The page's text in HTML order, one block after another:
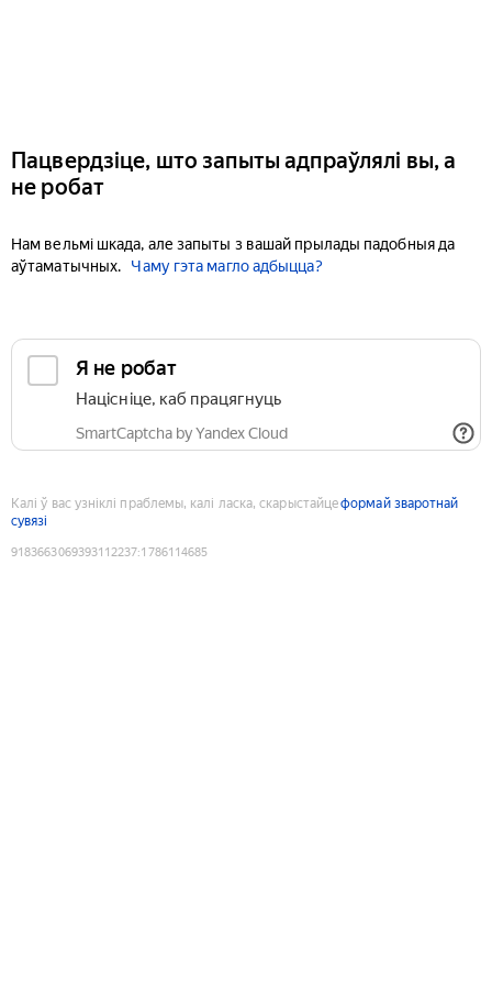
Пацвердзіце, што запыты адпраўлялі вы, а
не робат
Нам вельмі шкада, але запыты з вашай прылады падобныя да
аўтаматычных.
Чаму гэта магло адбыцца?
Я не робат
Націсніце, каб працягнуць
SmartCaptcha by Yandex Cloud
Калі ў вас узніклі праблемы, калі ласка, скарыстайцеформай зваротнай
сувязі
9183663069393112237:1786114685